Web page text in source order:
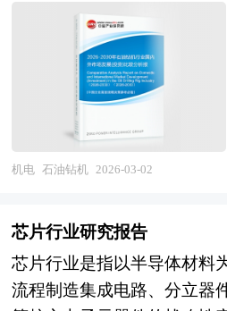
内外增材制造行业的发展现
展挑战、行业的发展建议、
的投资分析和趋势预测等等
造行业的整体发展动态，对
参考建议和具体解决办法。
生产企业、经销商、行业管
业的投资者具有重要的参考
企业的发展壮大有学术和实
化，实时监测与调控原子级
突破方向，原子级芯片制造
碳纳米管集成电路）为后摩
需与现有半导体工艺兼容或
算核心器件（量子比特、量
确制造支撑量子计算机实用
学器件实现超越自然材料极
化剂用于生命科学与绿色化
国家实验室与重大科技基础
究能力，产学研用协同创新
特色工艺线建设，降低技术
级创造替代空间，新能源汽
航空航天大型结构件、半导
用场景拉动专用机床需求，
长，高端产品占比与国产替
局层面，具备核心部件自主
造能力、行业应用解决方案
跨界融合（数控系统、功能
服务）催生新型机床企业，
控、服务能力弱的企业将面
研究咨询报告由中研普华咨
量周密的市场调研基础上，
局、国家商务部、国家发改
心、国务院发展研究中心、
业信息中心、中国经济景气
究网、全国及海外相关报刊
电材料行业研究单位等公布
行业发展变化等进行了分析
电材料行业的发展现状、如
战、行业的发展建议、行业
功能涵盖三大方面：一是通
套管的起下操作及钻进过程
统驱动钻柱旋转，在钻压作
分系统兼具钻井液循环功能
高压钻井液注入井底，携带
头，同时形成泥饼保护井壁
传动系统、工作系统及辅助
流电机等，适应不同作业环
减速、变速及并车机构，将
机电 石油钻机 2026-03-02
芯片行业研究报告
芯片行业是指以半导体材料
流程制造集成电路、分立器